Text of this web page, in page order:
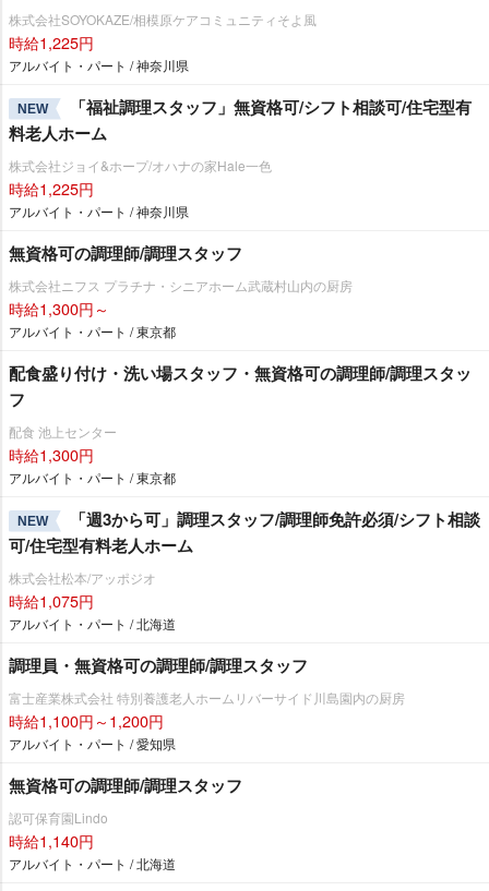
株式会社SOYOKAZE/相模原ケアコミュニティそよ風
時給1,225円
アルバイト・パート / 神奈川県
NEW
「福祉調理スタッフ」無資格可/シフト相談可/住宅型有
料老人ホーム
株式会社ジョイ&ホープ/オハナの家Hale一色
時給1,225円
アルバイト・パート / 神奈川県
無資格可の調理師/調理スタッフ
株式会社ニフス プラチナ・シニアホーム武蔵村山内の厨房
時給1,300円～
アルバイト・パート / 東京都
配食盛り付け・洗い場スタッフ・無資格可の調理師/調理スタッ
フ
配食 池上センター
時給1,300円
アルバイト・パート / 東京都
NEW
「週3から可」調理スタッフ/調理師免許必須/シフト相談
可/住宅型有料老人ホーム
株式会社松本/アッポジオ
時給1,075円
アルバイト・パート / 北海道
調理員・無資格可の調理師/調理スタッフ
富士産業株式会社 特別養護老人ホームリバーサイド川島園内の厨房
時給1,100円～1,200円
アルバイト・パート / 愛知県
無資格可の調理師/調理スタッフ
認可保育園Lindo
時給1,140円
アルバイト・パート / 北海道